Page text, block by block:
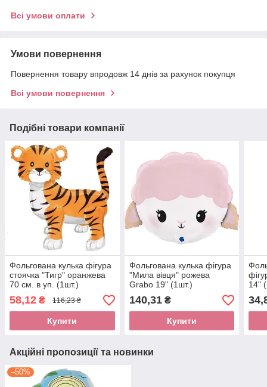
Всі умови оплати
Умови повернення
Повернення товару впродовж 14 днів за рахунок покупця
Всі умови повернення
Подібні товари компанії
Фольгована кулька фігура
стоячка "Тигр" оранжева
70 см. в уп. (1шт.)
58,12 ₴ 116,23 ₴
Купити
Фольгована кулька фігура
"Мила вівця" рожева
Grabo 19" (1шт.)
140,31₴
Купити
14"
Акційні пропозиції та новинки
–50%